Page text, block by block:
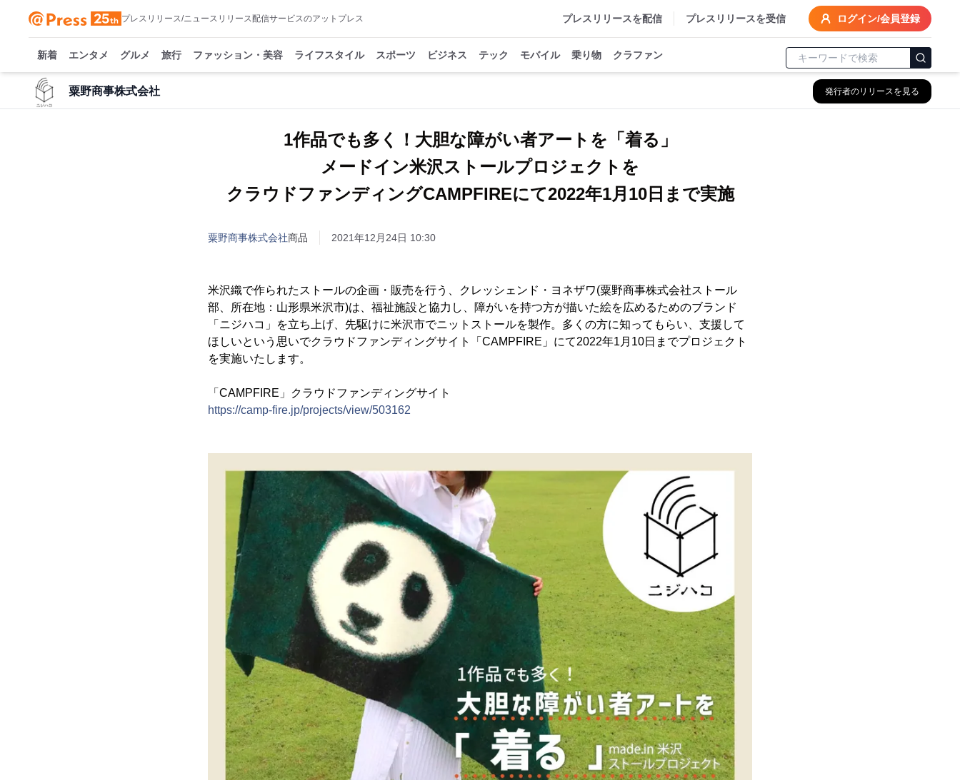
プレスリリース/ニュースリリース配信サービスのアットプレス プレスリリースを配信 プレスリリースを受信 ログイン/会員登録
新着 エンタメ グルメ 旅行 ファッション・美容 ライフスタイル スポーツ ビジネス テック モバイル 乗り物 クラファン
粟野商事株式会社 発行者のリリースを見る
1作品でも多く！大胆な障がい者アートを「着る」
メードイン米沢ストールプロジェクトを
クラウドファンディングCAMPFIREにて2022年1月10日まで実施
粟野商事株式会社商品 2021年12月24日 10:30
米沢織で作られたストールの企画・販売を行う、クレッシェンド・ヨネザワ(粟野商事株式会社ストール
部、所在地：山形県米沢市)は、福祉施設と協力し、障がいを持つ方が描いた絵を広めるためのブランド
「ニジハコ」を立ち上げ、先駆けに米沢市でニットストールを製作。多くの方に知ってもらい、支援して
ほしいという思いでクラウドファンディングサイト「CAMPFIRE」にて2022年1月10日までプロジェクト
を実施いたします。
「CAMPFIRE」クラウドファンディングサイト
https://camp-fire.jp/projects/view/503162